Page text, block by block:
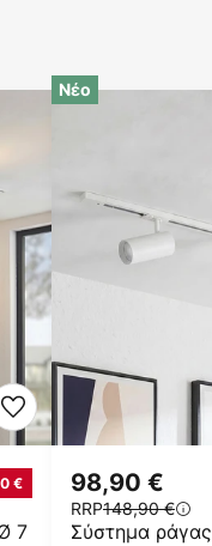
7
€
Νέο
Σύστημα
98,90 €
RRP148,90 €